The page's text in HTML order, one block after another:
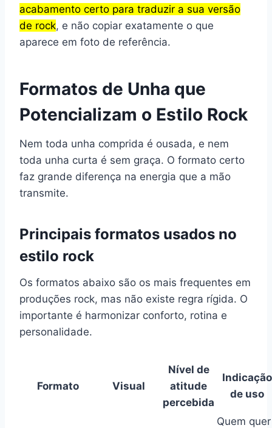
acabamento certo para traduzir a sua versão
de rock, e não copiar exatamente o que
aparece em foto de referência.
Formatos de Unha que
Potencializam o Estilo Rock
Nem toda unha comprida é ousada, e nem
toda unha curta é sem graça. O formato certo
faz grande diferença na energia que a mão
transmite.
Principais formatos usados no
estilo rock
Os formatos abaixo são os mais frequentes em
produções rock, mas não existe regra rígida. O
importante é harmonizar conforto, rotina e
personalidade.
Formato Visual
Nível de
atitude
percebida
Indicação
de uso
Quem quer